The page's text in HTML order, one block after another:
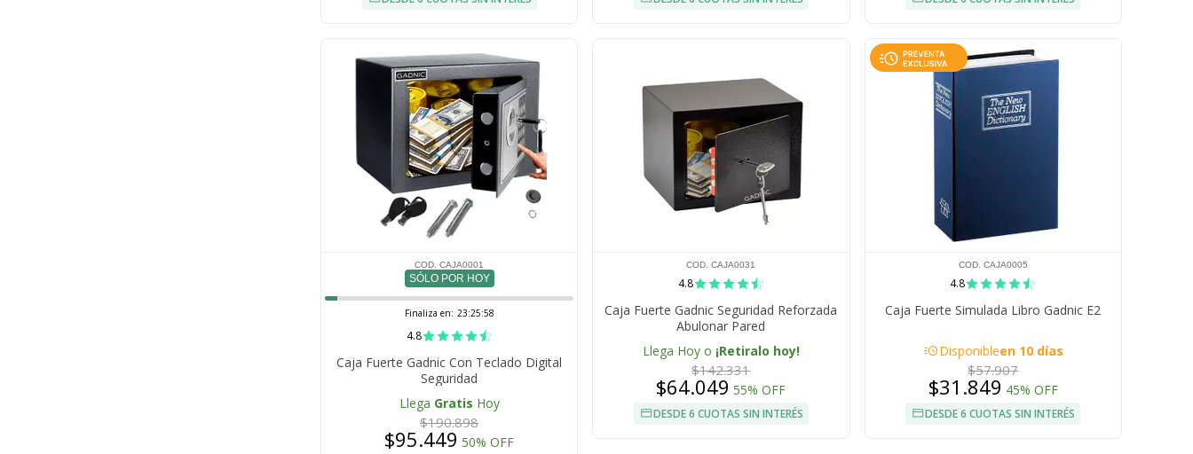
COD. CAJA0001
SÓLO POR HOY
Finaliza en: 23:25:57
4.8
Caja Fuerte Gadnic Con Teclado Digital
Seguridad
Llega Gratis Hoy
$190.898
$95.449 50% OFF
COD. CAJA0031
4.8
Caja Fuerte Gadnic Seguridad Reforzada
Abulonar Pared
Llega Hoy o ¡Retiralo hoy!
$142.331
$64.049 55% OFF
DESDE 6 CUOTAS SIN INTERÉS
COD. CAJA0005
4.8
Caja Fuerte Simulada Libro Gadnic E2
acuteDisponibleen 10 días
$57.907
$31.849 45% OFF
DESDE 6 CUOTAS SIN INTERÉS